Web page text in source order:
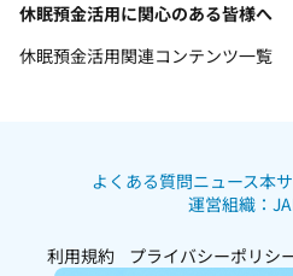
休眠預金活用に関心のある皆様へ
休眠預金活用関連コンテンツ一覧
よくある質問ニュース本
運営組織：
利用規約 プライバシーポリシ